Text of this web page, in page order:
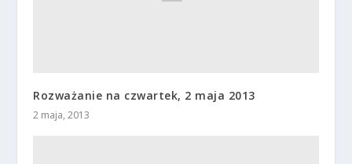
Rozważanie na czwartek, 2 maja 2013
2 maja, 2013